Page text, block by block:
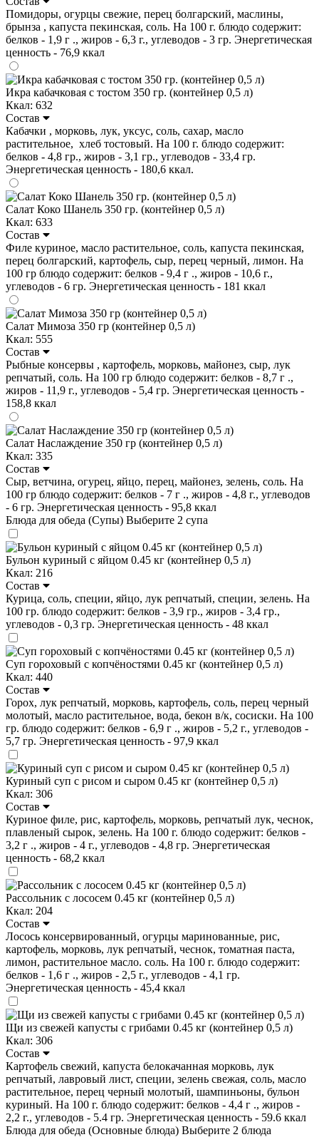
Помидоры, огурцы свежие, перец болгарский, маслины,
брынза , капуста пекинская, соль. На 100 г. блюдо содержит:
белков - 1,9 г ., жиров - 6,3 г., углеводов - 3 гр. Энергетическая
ценность - 76,9 ккал
Икра кабачковая с тостом 350 гр. (контейнер 0,5 л)
Ккал: 632
Состав
Кабачки , морковь, лук, уксус, соль, сахар, масло
растительное, хлеб тостовый. На 100 г. блюдо содержит:
белков - 4,8 гр., жиров - 3,1 гр., углеводов - 33,4 гр.
Энергетическая ценность - 180,6 ккал.
Салат Коко Шанель 350 гр. (контейнер 0,5 л)
Ккал: 633
Состав
Филе куриное, масло растительное, соль, капуста пекинская,
перец болгарский, картофель, сыр, перец черный, лимон. На
100 гр блюдо содержит: белков - 9,4 г ., жиров - 10,6 г.,
углеводов - 6 гр. Энергетическая ценность - 181 ккал
Салат Мимоза 350 гр (контейнер 0,5 л)
Ккал: 555
Состав
Рыбные консервы , картофель, морковь, майонез, сыр, лук
репчатый, соль. На 100 гр блюдо содержит: белков - 8,7 г .,
жиров - 11,9 г., углеводов - 5,4 гр. Энергетическая ценность -
158,8 ккал
Салат Наслаждение 350 гр (контейнер 0,5 л)
Ккал: 335
Состав
Сыр, ветчина, огурец, яйцо, перец, майонез, зелень, соль. На
100 гр блюдо содержит: белков - 7 г ., жиров - 4,8 г., углеводов
- 6 гр. Энергетическая ценность - 95,8 ккал
Блюда для обеда (Супы) Выберите 2 супа
Бульон куриный с яйцом 0.45 кг (контейнер 0,5 л)
Ккал: 216
Состав
Курица, соль, специи, яйцо, лук репчатый, специи, зелень. На
100 гр. блюдо содержит: белков - 3,9 гр., жиров - 3,4 гр.,
углеводов - 0,3 гр. Энергетическая ценность - 48 ккал
Суп гороховый с копчёностями 0.45 кг (контейнер 0,5 л)
Ккал: 440
Состав
Горох, лук репчатый, морковь, картофель, соль, перец черный
молотый, масло растительное, вода, бекон в/к, сосиски. На 100
гр. блюдо содержит: белков - 6,9 г ., жиров - 5,2 г., углеводов -
5,7 гр. Энергетическая ценность - 97,9 ккал
Куриный суп с рисом и сыром 0.45 кг (контейнер 0,5 л)
Ккал: 306
Состав
Куриное филе, рис, картофель, морковь, репчатый лук, чеснок,
плавленый сырок, зелень. На 100 г. блюдо содержит: белков -
3,2 г ., жиров - 4 г., углеводов - 4,8 гр. Энергетическая
ценность - 68,2 ккал
Рассольник с лососем 0.45 кг (контейнер 0,5 л)
Ккал: 204
Состав
Лосось консервированный, огурцы маринованные, рис,
картофель, морковь, лук репчатый, чеснок, томатная паста,
лимон, растительное масло. соль. На 100 г. блюдо содержит:
белков - 1,6 г ., жиров - 2,5 г., углеводов - 4,1 гр.
Энергетическая ценность - 45,4 ккал
Щи из свежей капусты с грибами 0.45 кг (контейнер 0,5 л)
Ккал: 306
Состав
Картофель свежий, капуста белокачанная морковь, лук
репчатый, лавровый лист, специи, зелень свежая, соль, масло
растительное, перец черный молотый, шампиньоны, бульон
куриный. На 100 г. блюдо содержит: белков - 4,4 г ., жиров -
2,2 г., углеводов - 5.4 гр. Энергетическая ценность - 59.6 ккал
Блюда для обеда (Основные блюда) Выберите 2 блюда